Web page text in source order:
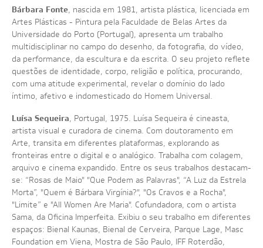
Bárbara Fonte, nascida em 1981, artista plástica, licenciada em
Artes Plásticas - Pintura pela Faculdade de Belas Artes da
Universidade do Porto (Portugal), apresenta um trabalho
multidisciplinar no campo do desenho, da fotografia, do vídeo,
da performance, da escultura e da escrita. O seu projeto reflete
questões de identidade, corpo, religião e política, procurando,
com uma atitude experimental, revelar o domínio do lado
íntimo, afetivo e indomesticado do Homem Universal.
Luísa Sequeira, Portugal, 1975. Luísa Sequeira é cineasta,
artista visual e curadora de cinema. Com doutoramento em
Arte, transita em diferentes plataformas, explorando as
fronteiras entre o digital e o analógico. Trabalha com colagem,
arquivo e cinema expandido. Entre os seus trabalhos destacam-
se: “Rosas de Maio" "Que Podem as Palavras", “A Luz da Estrela
Morta”, "Quem é Bárbara Virgínia?", "Os Cravos e a Rocha",
"Limite” e "All Women Are Maria". Cofundadora, com o artista
Sama, da Oficina Imperfeita. Exibiu o seu trabalho em diferentes
espaços: Bienal Kaunas, Bienal de Cerveira, Parque Lage, Masc
Foundation em Viena, Mostra de São Paulo, IFF Roterdão,